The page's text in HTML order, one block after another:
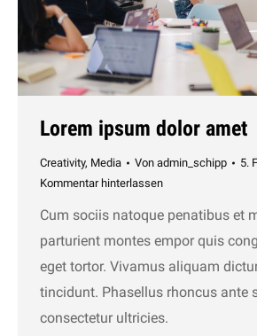
Lorem ipsum dolor amet
Creativity, Media Von admin_schipp
5.
Kommentar hinterlassen
Cum sociis natoque penatibus et
parturient montes empor quis
eget tortor. Vivamus aliquam
tincidunt. Phasellus rhoncus ante
consectetur ultricies.